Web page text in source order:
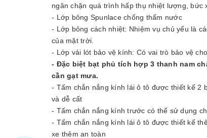
ngăn chặn quá trình hấp thụ nhiệt lượng, bức
- Lớp bông Spunlace chống thấm nước
- Lớp bông cách nhiệt: Nhiệm vụ chủ yếu là
của mặt trời.
- Lớp vải lót bảo vệ kính: Có vai trò bảo vệ
- Đặc biệt bạt phủ tích hợp 3 thanh nam
cần gạt mưa.
- Tấm chắn nắng kính lái ô tô được thiết kế 2
và dễ cất
- Tấm chắn nắng kính trước có thể sử dụng
- Tấm chắn nắng kính lái ô tô được thiết kế
xe thêm an toàn